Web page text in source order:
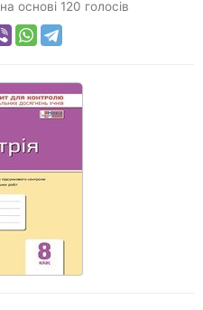
на основі 120 голосів